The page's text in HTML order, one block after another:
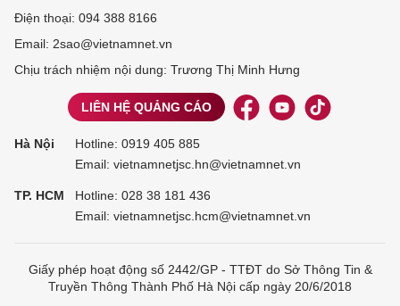
Điện thoại: 094 388 8166
Email: 2sao@vietnamnet.vn
Chịu trách nhiệm nội dung: Trương Thị Minh Hưng
LIÊN HỆ QUẢNG CÁO
Hà Nội Hotline: 0919 405 885
Email: vietnamnetjsc.hn@vietnamnet.vn
TP. HCM Hotline: 028 38 181 436
Email: vietnamnetjsc.hcm@vietnamnet.vn
Giấy phép hoạt động số 2442/GP - TTĐT do Sở Thông Tin &
Truyền Thông Thành Phố Hà Nội cấp ngày 20/6/2018